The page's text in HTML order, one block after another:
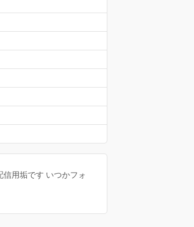
用垢です いつかフォ